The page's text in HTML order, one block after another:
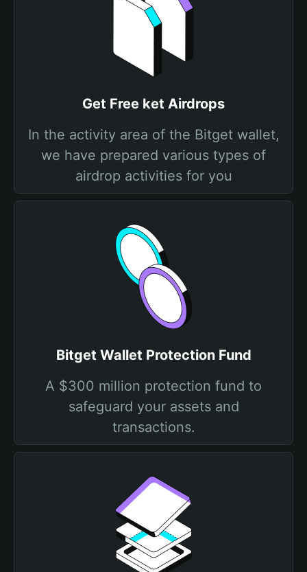
Get Free ket Airdrops
In the activity area of the Bitget wallet,
we have prepared various types of
airdrop activities for you
Bitget Wallet Protection Fund
A $300 million protection fund to
safeguard your assets and
transactions.